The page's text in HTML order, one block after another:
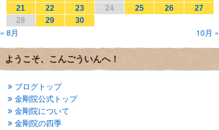
2017年1月(2)
2016年12月(4)
2016年11月(3)
2016年10月
2016年8月
2016年7月
(3)
2016年5月(3)
2016年4月
(4)
2016年3月 (4)
2016年2月 (5)
2016年1月(3)
21 22 23 24 25 26
27
28
29 30
« 8月 10月 »
ようこそ、こんごういんへ！
ブログトップ
金剛院公式トップ
金剛院について
金剛院の四季